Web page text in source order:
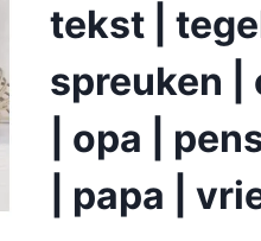
tekst |
spreuken |
| opa |
| papa |